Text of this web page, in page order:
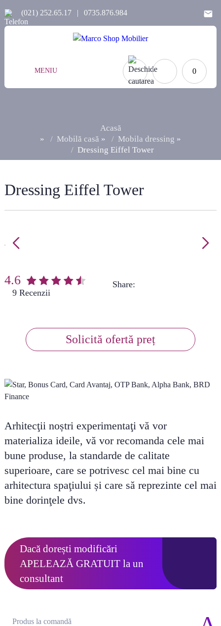
(021) 252.65.17 | 0735.876.984
MENIU 0
Acasă
»
Mobilă casă » Mobila dressing »
Dressing Eiffel Tower
Dressing Eiffel Tower
4.6
9 )
Share:
Solicită ofertă preț
Arhitecţii noștri experimentaţi vă vor
materializa ideile, vă vor recomanda cele mai
bune produse, la standarde de calitate
superioare, care se potrivesc cel mai bine cu
arhitectura spaţiului și care să reprezinte cel mai
bine dorinţele dvs.
Dacă dorești modificări
APELEAZĂ GRATUITla un
consultant
Produs la comandă